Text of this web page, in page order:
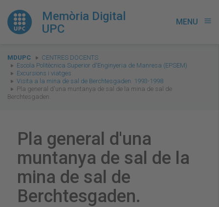
Memòria Digital
UPC
MENU menu
You
are
here:
MDUPC
CENTRES DOCENTS
Escola Politècnica Superior d'Enginyeria de Manresa (EPSEM)
Excursions i viatges
Visita a la mina de sal de Berchtesgaden. 1993-1998
Pla general d'una muntanya de sal de la mina de sal de
Berchtesgaden.
Pla general d'una
muntanya de sal de la
mina de sal de
Berchtesgaden.